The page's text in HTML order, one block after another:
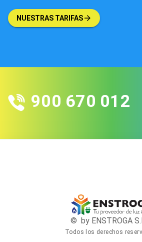
NUESTRAS TARIFAS
900 670 012
© by ENSTROGA
Todos los derechos